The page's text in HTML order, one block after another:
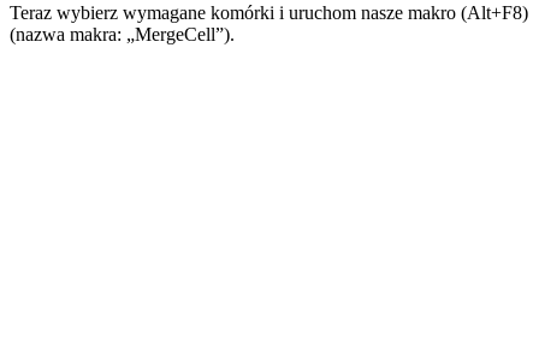
Teraz wybierz wymagane komórki i uruchom nasze makro (Alt+F8)
(nazwa makra: „MergeCell”).